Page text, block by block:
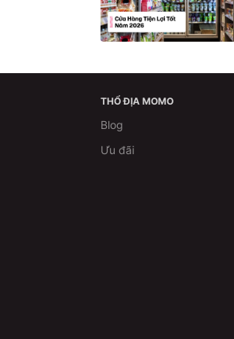
THỔ ĐỊA MOMO
Blog
Ưu đãi